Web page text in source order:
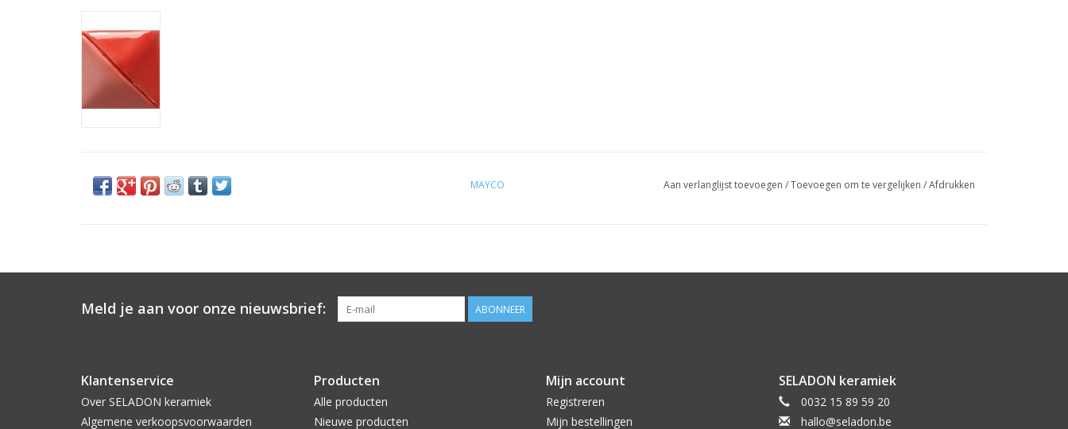
MAYCO Aan verlanglijst toevoegen /Toevoegen om te vergelijken /Afdrukken
Meld je aan voor onze nieuwsbrief: ABONNEER
Klantenservice
Over SELADON keramiek
Algemene verkoopsvoorwaarden
Producten
Alle producten
Nieuwe producten
Mijn account
Registreren
Mijn bestellingen
SELADON keramiek
0032 15 89 59 20
hallo@seladon.be